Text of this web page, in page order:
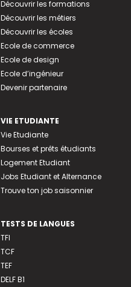
Découvrir les formations
Découvrir les métiers
Découvrir les écoles
Ecole de commerce
Ecole de design
Ecole d’ingénieur
Devenir partenaire
VIE ETUDIANTE
Vie Etudiante
Bourses et prêts étudiants
Logement Etudiant
Jobs Etudiant et Alternance
Trouve ton job saisonnier
TESTS DE LANGUES
TFI
TCF
TEF
DELF B1